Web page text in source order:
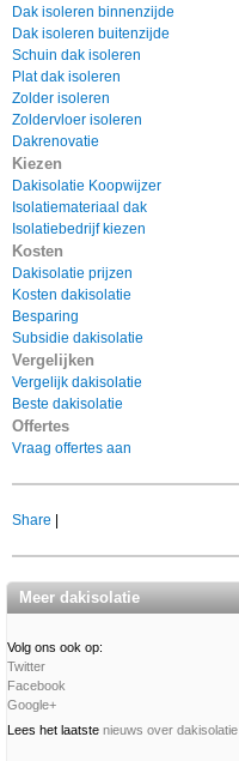
Dak isoleren binnenzijde
Dak isoleren buitenzijde
Schuin dak isoleren
Plat dak isoleren
Zolder isoleren
Zoldervloer isoleren
Dakrenovatie
Kiezen
Dakisolatie Koopwijzer
Isolatiemateriaal dak
Isolatiebedrijf kiezen
Kosten
Dakisolatie prijzen
Kosten dakisolatie
Besparing
Subsidie dakisolatie
Vergelijken
Vergelijk dakisolatie
Beste dakisolatie
Offertes
Vraag offertes aan
Share
Meer dakisolatie
Volg ons ook op:
Twitter
Facebook
Google+
Lees het laatste nieuws over dakisolatie